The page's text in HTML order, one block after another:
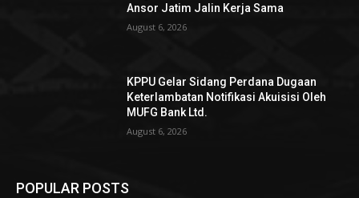
Ansor Jatim Jalin Kerja Sama
August 6, 2026
KPPU Gelar Sidang Perdana Dugaan
Keterlambatan Notifikasi Akuisisi Oleh
MUFG Bank Ltd.
August 6, 2026
POPULAR POSTS